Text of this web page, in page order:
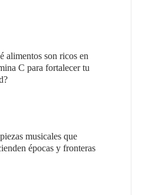
alimentos son ricos en
C para fortalecer tu
musicales que
épocas y fronteras